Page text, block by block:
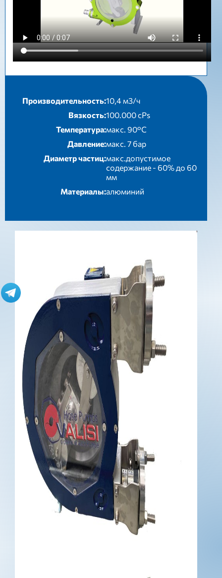
Производительность:10,4 м3/ч
Вязкость:100.000 cPs
Температура:макс. 90°C
Давление:макс. 7 бар
Диаметр частиц:макс.допустимое
содержание - 60% до 60
мм
Материалы:алюминий